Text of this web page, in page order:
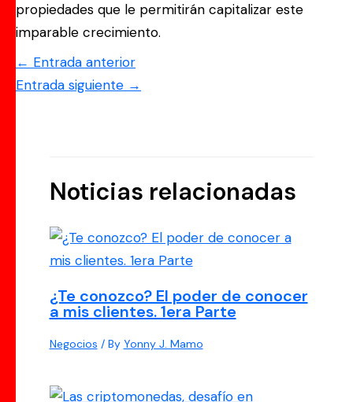
propiedades que le permitirán capitalizar este
imparable crecimiento.
← Entrada anterior
Entrada siguiente →
Noticias relacionadas
¿Te conozco? El poder de conocer
a mis clientes. 1era Parte
Negocios / By Yonny J. Mamo